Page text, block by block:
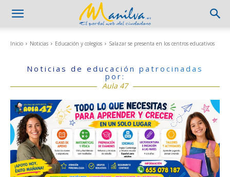
Inicio Noticias Educación y colegios Salazar se presenta en los centros educativos
Noticias de educación patrocinadas
por:
Aula 47